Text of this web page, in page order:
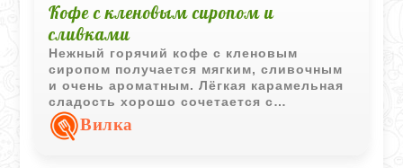
Кофе с кленовым сиропом и
сливками
Нежный горячий кофе с кленовым
сиропом получается мягким, сливочным
и очень ароматным. Лёгкая карамельная
сладость хорошо сочетается с
насыщенным вкусом кофе, а воздушные
сливки делают напиток особенно
Вилка